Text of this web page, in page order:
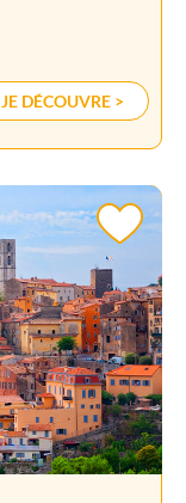
JE DÉCOUVRE >